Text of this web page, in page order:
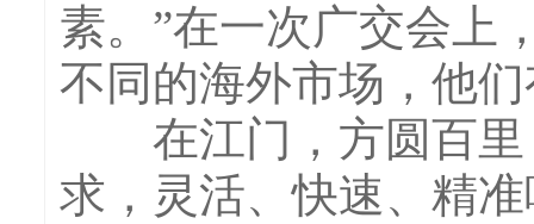
素。”在一次广交会上
不同的海外市场，他
在江门，方圆百里
求，灵活、快速、精